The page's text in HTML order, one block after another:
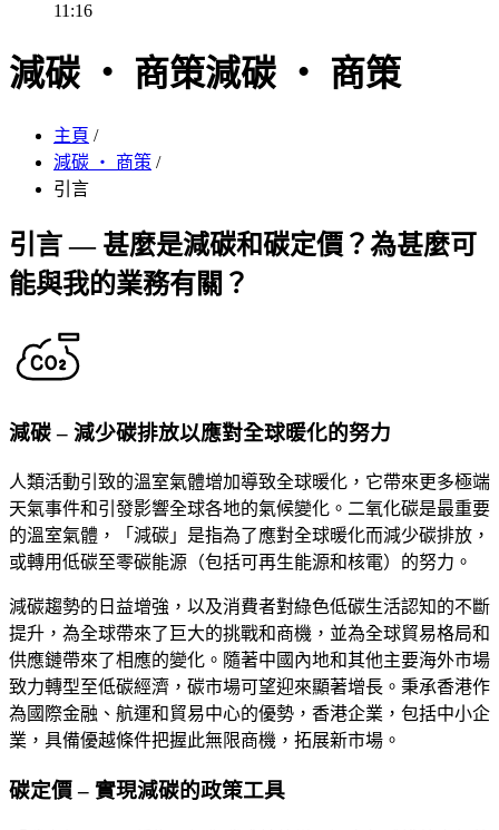
11:16
減碳 ‧ 商策減碳 ‧ 商策
主頁 /
減碳 ‧ 商策 /
引言
引言 — 甚麼是減碳和碳定價？為甚麼可
能與我的業務有關？
減碳 – 減少碳排放以應對全球暖化的努力
人類活動引致的溫室氣體增加導致全球暖化，它帶來更多極端
天氣事件和引發影響全球各地的氣候變化。二氧化碳是最重要
的溫室氣體，「減碳」是指為了應對全球暖化而減少碳排放，
或轉用低碳至零碳能源（包括可再生能源和核電）的努力。
減碳趨勢的日益增強，以及消費者對綠色低碳生活認知的不斷
提升，為全球帶來了巨大的挑戰和商機，並為全球貿易格局和
供應鏈帶來了相應的變化。隨著中國內地和其他主要海外市場
致力轉型至低碳經濟，碳市場可望迎來顯著增長。秉承香港作
為國際金融、航運和貿易中心的優勢，香港企業，包括中小企
業，具備優越條件把握此無限商機，拓展新市場。
碳定價 – 實現減碳的政策工具